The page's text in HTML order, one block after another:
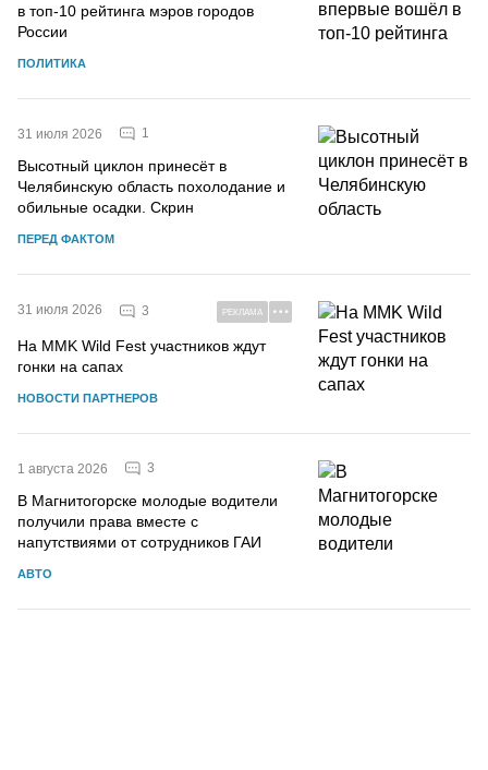
в топ-10 рейтинга мэров городов
России
ПОЛИТИКА
31 июля 2026 1
Высотный циклон принесёт в
Челябинскую область похолодание и
обильные осадки. Скрин
ПЕРЕД ФАКТОМ
31 июля 2026 3 РЕКЛАМА
На MMK Wild Fest участников ждут
гонки на сапах
НОВОСТИ ПАРТНЕРОВ
1 августа 2026 3
В Магнитогорске молодые водители
получили права вместе с
напутствиями от сотрудников ГАИ
АВТО